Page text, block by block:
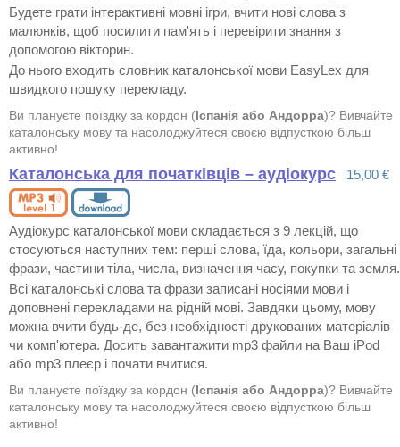
Будете грати інтерактивні мовні ігри, вчити нові слова з
малюнків, щоб посилити пам'ять і перевірити знання з
допомогою вікторин.
До нього входить словник каталонської мови EasyLex для
швидкого пошуку перекладу.
Ви плануєте поїздку за кордон ( Іспанія або Андорра)? Вивчайте
каталонську мову та насолоджуйтеся своєю відпусткою більш
активно!
Каталонська для початківців – аудіокурс 15,00 €
Аудіокурс каталонської мови складається з 9 лекцій, що
стосуються наступних тем: перші слова, їда, кольори, загальні
фрази, частини тіла, числа, визначення часу, покупки та земля.
Всі каталонські слова та фрази записані носіями мови і
доповнені перекладами на рідній мові. Завдяки цьому, мову
можна вчити будь-де, без необхідності друкованих матеріалів
чи комп'ютера. Досить завантажити mp3 файли на Ваш iPod
або mp3 плеєр і почати вчитися.
Ви плануєте поїздку за кордон ( Іспанія або Андорра)? Вивчайте
каталонську мову та насолоджуйтеся своєю відпусткою більш
активно!